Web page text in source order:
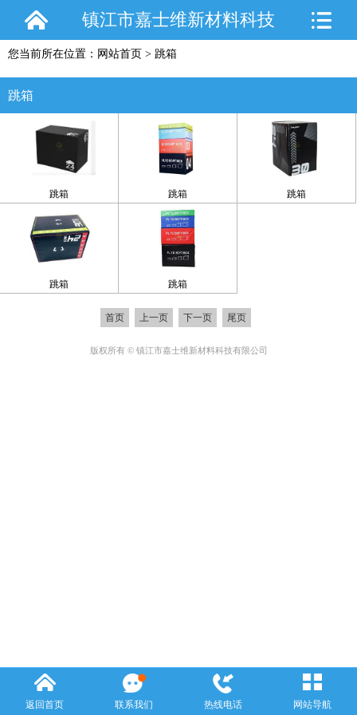
镇江市嘉士维新材料科技
有限公司
您当前所在位置： 网站首页 > 跳箱
跳箱
跳箱 跳箱 跳箱
跳箱 跳箱
首页 上一页 下一页 尾页
版权所有 © 镇江市嘉士维新材料科技有限公司
返回首页 联系我们 热线电话 网站导航